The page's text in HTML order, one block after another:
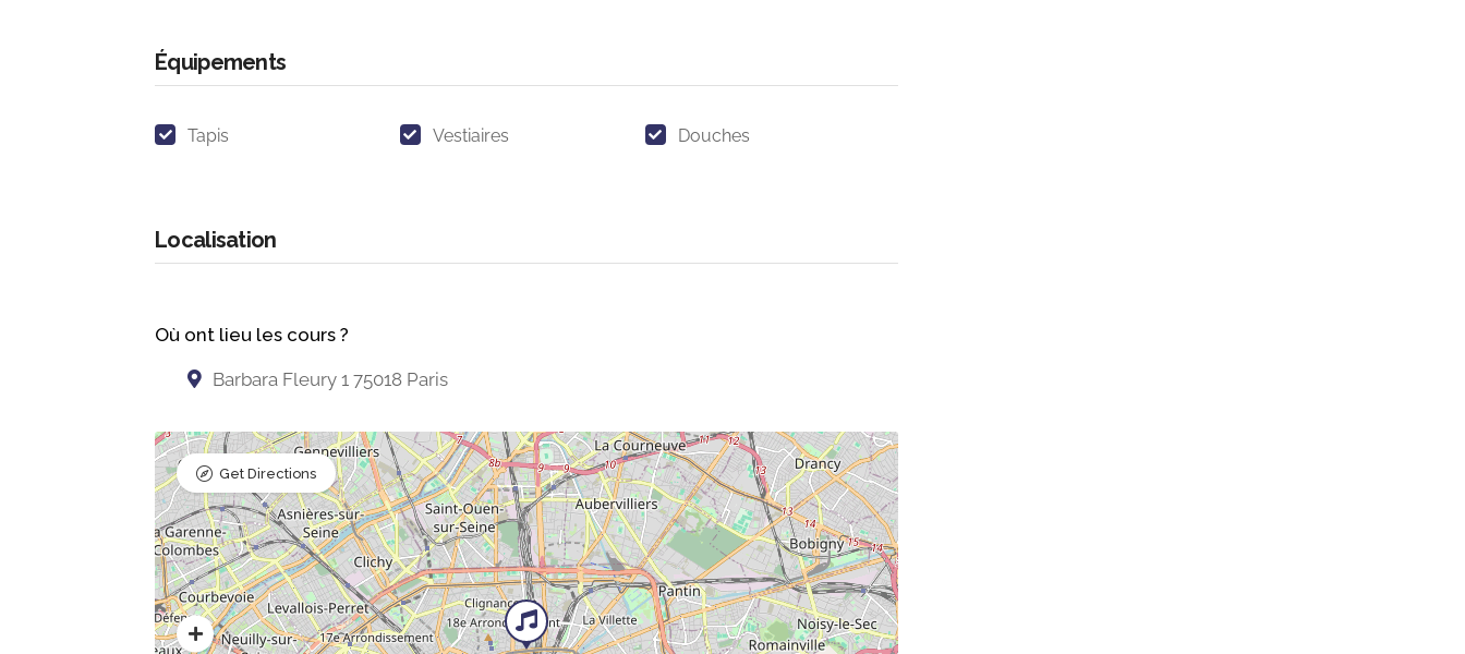
Équipements
Tapis Vestiaires Douches
Localisation
Où ont lieu les cours ?
Barbara Fleury 1 75018 Paris
Get Directions